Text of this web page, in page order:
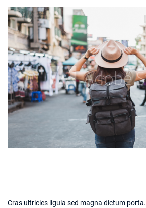
Cras ultricies ligula sed magna dictum porta.